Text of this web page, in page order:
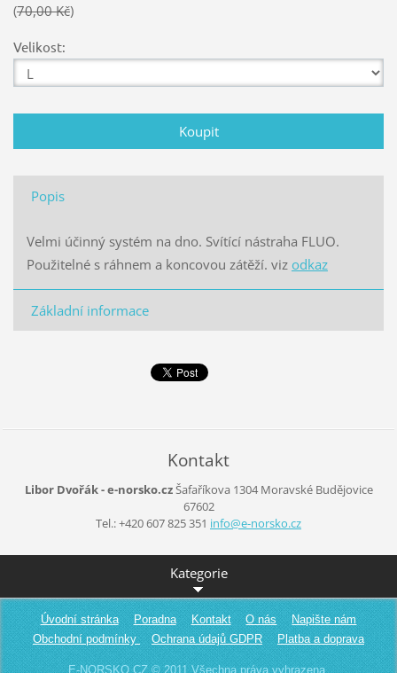
70,00 Kč
Velikost:
Popis
Velmi účinný systém na dno. Svítící nástraha FLUO.
Použitelné s ráhnem a koncovou zátěží. viz odkaz
Základní informace
Kontakt
Libor Dvořák - e-norsko.czŠafaříkova 1304Moravské Budějovice
67602
Tel.: +420 607 825 351 info@e-norsko.cz
Kategorie
Úvodní stránka Poradna Kontakt O nás
Napište nám
Obchodní podmínky
Ochrana údajů GDPR Platba a doprava
E-NORSKO.CZ © 2011 Všechna práva vyhrazena.